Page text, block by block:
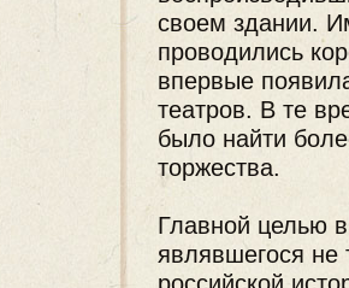
своем здании.
проводились
впервые
театров. В те
было найти
торжества.
Главной целью
являвшегося не